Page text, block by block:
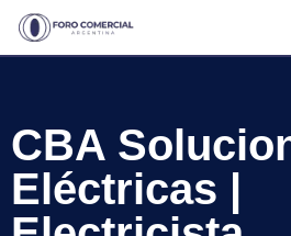
Skip
CBA
Eléctricas |